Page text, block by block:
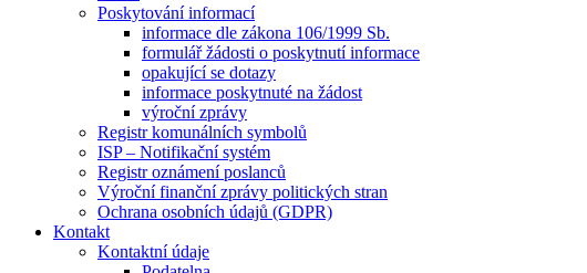
Poskytování informací
informace dle zákona 106/1999 Sb.
formulář žádosti o poskytnutí informace
opakující se dotazy
informace poskytnuté na žádost
výroční zprávy
Registr komunálních symbolů
ISP – Notifikační systém
Registr oznámení poslanců
Výroční finanční zprávy politických stran
Ochrana osobních údajů (GDPR)
Kontakt
Kontaktní údaje